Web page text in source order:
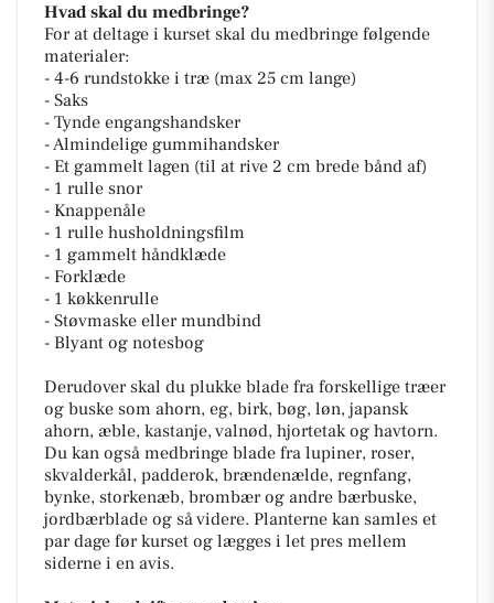
Hvad skal du medbringe?
For at deltage i kurset skal du medbringe følgende
materialer:
- 4-6 rundstokke i træ (max 25 cm lange)
- Saks
- Tynde engangshandsker
- Almindelige gummihandsker
- Et gammelt lagen (til at rive 2 cm brede bånd af)
- 1 rulle snor
- Knappenåle
- 1 rulle husholdningsfilm
- 1 gammelt håndklæde
- Forklæde
- 1 køkkenrulle
- Støvmaske eller mundbind
- Blyant og notesbog
Derudover skal du plukke blade fra forskellige træer
og buske som ahorn, eg, birk, bøg, løn, japansk
ahorn, æble, kastanje, valnød, hjortetak og havtorn.
Du kan også medbringe blade fra lupiner, roser,
skvalderkål, padderok, brændenælde, regnfang,
bynke, storkenæb, brombær og andre bærbuske,
jordbærblade og så videre. Planterne kan samles et
par dage før kurset og lægges i let pres mellem
siderne i en avis.